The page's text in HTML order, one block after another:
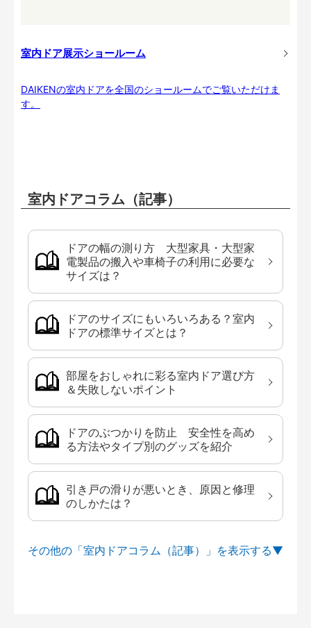
室内ドア展示ショールーム
DAIKENの室内ドアを全国のショールームでご覧いただけま
す。
室内ドアコラム（記事）
ドアの幅の測り方 大型家具・大型家
電製品の搬入や車椅子の利用に必要な
サイズは？
ドアのサイズにもいろいろある？室内
ドアの標準サイズとは？
部屋をおしゃれに彩る室内ドア選び方
＆失敗しないポイント
ドアのぶつかりを防止 安全性を高め
る方法やタイプ別のグッズを紹介
引き戸の滑りが悪いとき、原因と修理
のしかたは？
その他の「室内ドアコラム（記事）」を